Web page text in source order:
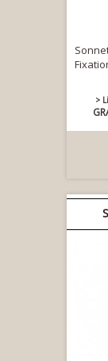
>